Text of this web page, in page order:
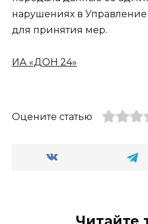
нарушениях в Управление
для принятия мер.
ИА «ДОН 24»
Оцените статью